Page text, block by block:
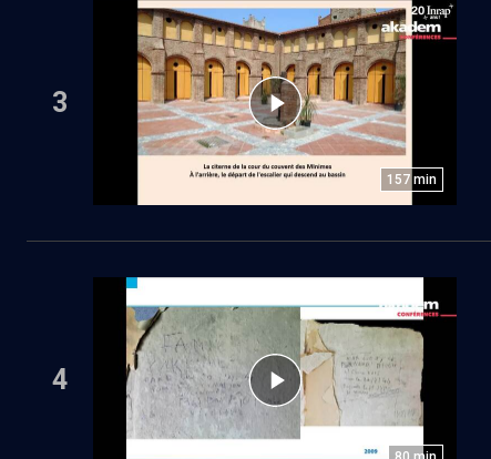
3
157 min
4